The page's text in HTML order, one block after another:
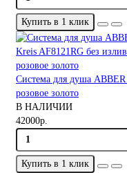
Купить в 1 клик
Система для душа ABBER
розовое золото
В НАЛИЧИИ
42000р.
Купить в 1 клик